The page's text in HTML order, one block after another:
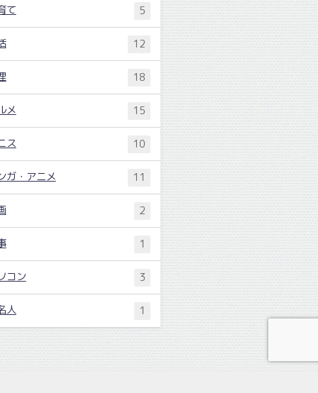
て 5
12
18
メ 15
ス 10
ガ・アニメ 11
2
1
コン 3
人 1